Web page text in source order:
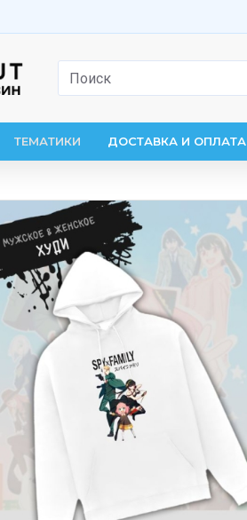
ТЕМАТИКИ ДОСТАВКА И ОПЛАТА